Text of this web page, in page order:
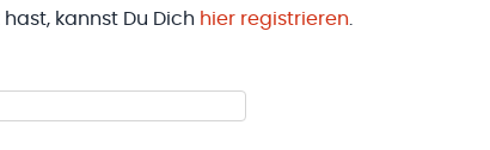
kannst Du Dich hier registrieren